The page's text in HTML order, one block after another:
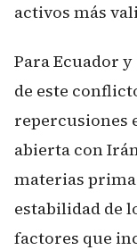
activos más
Para Ecuador
de este
repercusiones
abierta con
materias
estabilidad de
factores que